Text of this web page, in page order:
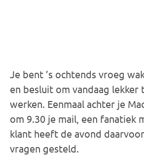
Je bent ’s ochtends vroeg
en besluit om vandaag lekker
werken. Eenmaal achter je
om 9.30 je mail, een fanatiek
klant heeft de avond
vragen gesteld.